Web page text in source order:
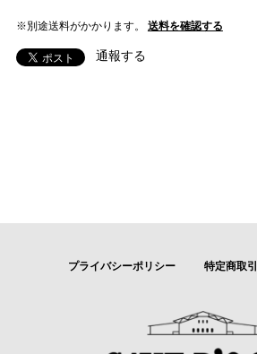
※別途送料がかかります。 送料を確認する
通報する
プライバシーポリシー 特定商取